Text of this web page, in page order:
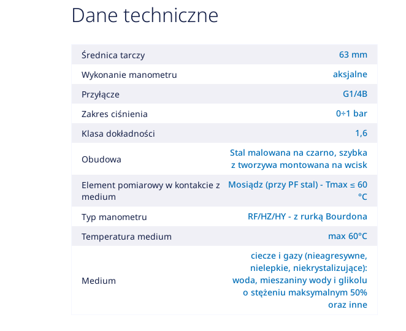
Dane techniczne
Średnica tarczy
63 mm
Wykonanie manometru
aksjalne
Przyłącze
G1/4B
Zakres ciśnienia
0÷1 bar
Klasa dokładności
1,6
Obudowa
Stal malowana na czarno, szybka
z tworzywa montowana na wcisk
Element pomiarowy w kontakcie z
medium
Mosiądz (przy PF stal) - Tmax ≤ 60
°C
Typ manometru
RF/HZ/HY - z rurką Bourdona
Temperatura medium
max 60°C
Medium
ciecze i gazy (nieagresywne,
nielepkie, niekrystalizujące):
woda, mieszaniny wody i glikolu
o stężeniu maksymalnym 50%
oraz inne